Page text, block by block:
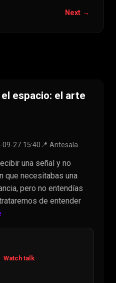
Next →
espacio: el arte
09-27 15:40📍 Antesala
una señal y no
que necesitabas una
pero no entendías
de entender
Watch talk